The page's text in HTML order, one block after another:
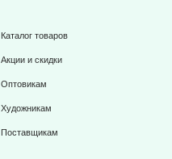
Каталог товаров
Акции и скидки
Оптовикам
Художникам
Поставщикам